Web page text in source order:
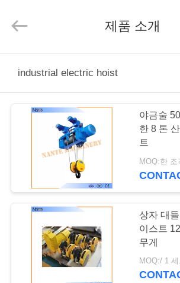
제
회
Lifting
Co.,Ltd..
제품 소개
industrial electric hoist
야금술
한 8 톤
트
MOQ:한
상자 대
이스트
무게
MOQ:/ 1